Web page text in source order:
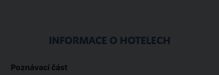
INFORMACE O HOTELECH
Poznávací část